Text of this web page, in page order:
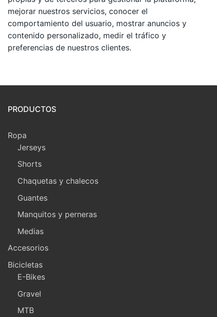
mejorar nuestros servicios, conocer el
comportamiento del usuario, mostrar anuncios y
contenido personalizado, medir el tráfico y
preferencias de nuestros clientes.
PRODUCTOS
Ropa
Jerseys
Shorts
Chaquetas y chalecos
Guantes
Manquitos y perneras
Medias
Accesorios
Bicicletas
E-Bikes
Gravel
MTB